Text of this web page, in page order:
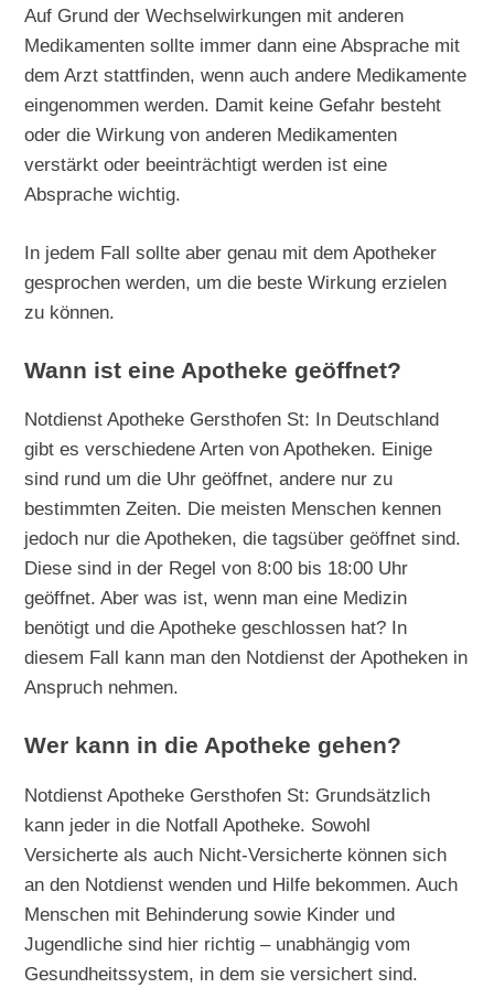
Auf Grund der Wechselwirkungen mit anderen
Medikamenten sollte immer dann eine Absprache mit
dem Arzt stattfinden, wenn auch andere Medikamente
eingenommen werden. Damit keine Gefahr besteht
oder die Wirkung von anderen Medikamenten
verstärkt oder beeinträchtigt werden ist eine
Absprache wichtig.
In jedem Fall sollte aber genau mit dem Apotheker
gesprochen werden, um die beste Wirkung erzielen
zu können.
Wann ist eine Apotheke geöffnet?
Notdienst Apotheke Gersthofen St: In Deutschland
gibt es verschiedene Arten von Apotheken. Einige
sind rund um die Uhr geöffnet, andere nur zu
bestimmten Zeiten. Die meisten Menschen kennen
jedoch nur die Apotheken, die tagsüber geöffnet sind.
Diese sind in der Regel von 8:00 bis 18:00 Uhr
geöffnet. Aber was ist, wenn man eine Medizin
benötigt und die Apotheke geschlossen hat? In
diesem Fall kann man den Notdienst der Apotheken in
Anspruch nehmen.
Wer kann in die Apotheke gehen?
Notdienst Apotheke Gersthofen St: Grundsätzlich
kann jeder in die Notfall Apotheke. Sowohl
Versicherte als auch Nicht-Versicherte können sich
an den Notdienst wenden und Hilfe bekommen. Auch
Menschen mit Behinderung sowie Kinder und
Jugendliche sind hier richtig – unabhängig vom
Gesundheitssystem, in dem sie versichert sind.